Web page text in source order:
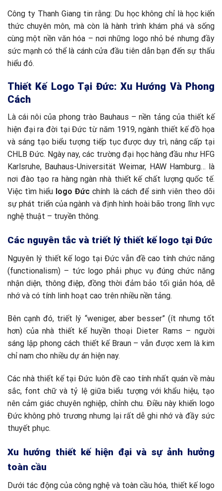
Công ty Thanh Giang tin rằng: Du học không chỉ là học kiến
thức chuyên môn, mà còn là hành trình khám phá và sống
cùng một nền văn hóa – nơi những logo nhỏ bé nhưng đầy
sức mạnh có thể là cánh cửa đầu tiên dẫn bạn đến sự thấu
hiểu đó.
Thiết Kế Logo Tại Đức: Xu Hướng Và Phong
Cách
Là cái nôi của phong trào Bauhaus – nền tảng của thiết kế
hiện đại ra đời tại Đức từ năm 1919, ngành thiết kế đồ họa
và sáng tạo biểu tượng tiếp tục được duy trì, nâng cấp tại
CHLB Đức. Ngày nay, các trường đại học hàng đầu như HFG
Karlsruhe, Bauhaus-Universität Weimar, HAW Hamburg… là
nơi đào tạo ra hàng ngàn nhà thiết kế chất lượng quốc tế.
Việc tìm hiểu logo Đức chính là cách để sinh viên theo dõi
sự phát triển của ngành và định hình hoài bão trong lĩnh vực
nghệ thuật – truyền thông.
Các nguyên tắc và triết lý thiết kế logo tại Đức
Nguyên lý thiết kế logo tại Đức vẫn đề cao tính chức năng
(functionalism) – tức logo phải phục vụ đúng chức năng
nhận diện, thông điệp, đồng thời đảm bảo tối giản hóa, dễ
nhớ và có tính linh hoạt cao trên nhiều nền tảng.
Bên cạnh đó, triết lý “weniger, aber besser” (ít nhưng tốt
hơn) của nhà thiết kế huyền thoại Dieter Rams – người
sáng lập phong cách thiết kế Braun – vẫn được xem là kim
chỉ nam cho nhiều dự án hiện nay.
Các nhà thiết kế tại Đức luôn đề cao tính nhất quán về màu
sắc, font chữ và tỷ lệ giữa biểu tượng với khẩu hiệu, tạo
nên cảm giác chuyên nghiệp, chỉnh chu. Điều này khiến logo
Đức không phô trương nhưng lại rất dễ ghi nhớ và đầy sức
thuyết phục.
Xu hướng thiết kế hiện đại và sự ảnh hưởng
toàn cầu
Dưới tác động của công nghệ và toàn cầu hóa, thiết kế logo